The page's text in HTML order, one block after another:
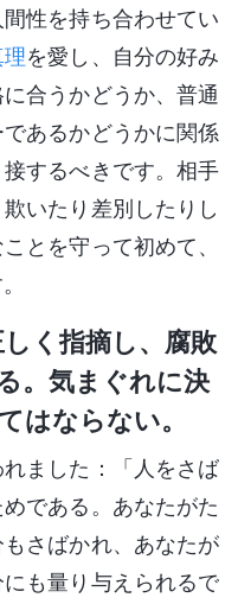
性を持ち合わせてい
を愛し、自分の好み
合うかどうか、普通
あるかどうかに関係
するべきです。相手
いたり差別したりし
とを守って初めて、
く指摘し、腐敗
。気まぐれに決
はならない。
ました：「人をさば
である。あなたがた
さばかれ、あなたが
も量り与えられるで